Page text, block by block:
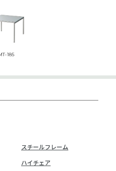
185
スチールフレーム
ハイチェア